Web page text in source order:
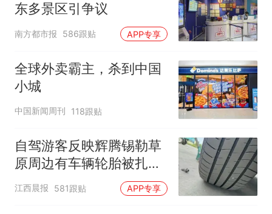
东多景区引争议
南方都市报 586跟贴 APP专享
全球外卖霸主，杀到中国
小城
中国新闻周刊 118跟贴
自驾游客反映辉腾锡勒草
原周边有车辆轮胎被扎，
修理店铺换胎价格高达千
元，官方发布情况通报
江西晨报 581跟贴 APP专享